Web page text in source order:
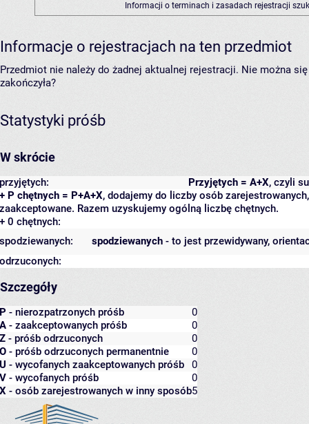
Informacji o terminach i zasadach rejestracji
Informacje o rejestracjach na ten przedmiot
Przedmiot nie należy do żadnej aktualnej rejestracji. Nie można
zakończyła?
Statystyki próśb
W skrócie
Przyjętych = A+X, czyli
przyjętych:
+ P chętnych = P+A+X, dodajemy do liczby osób
zaakceptowane. Razem uzyskujemy ogólną liczbę chętnych.
+ 0 chętnych:
spodziewanych - to jest przewidywany,
spodziewanych:
odrzuconych:
Szczegóły
P - nierozpatrzonych próśb
0
A - zaakceptowanych próśb
0
Z - próśb odrzuconych
0
O - próśb odrzuconych permanentnie
0
U - wycofanych zaakceptowanych próśb
0
V - wycofanych próśb
0
X - osób zarejestrowanych w inny sposób5